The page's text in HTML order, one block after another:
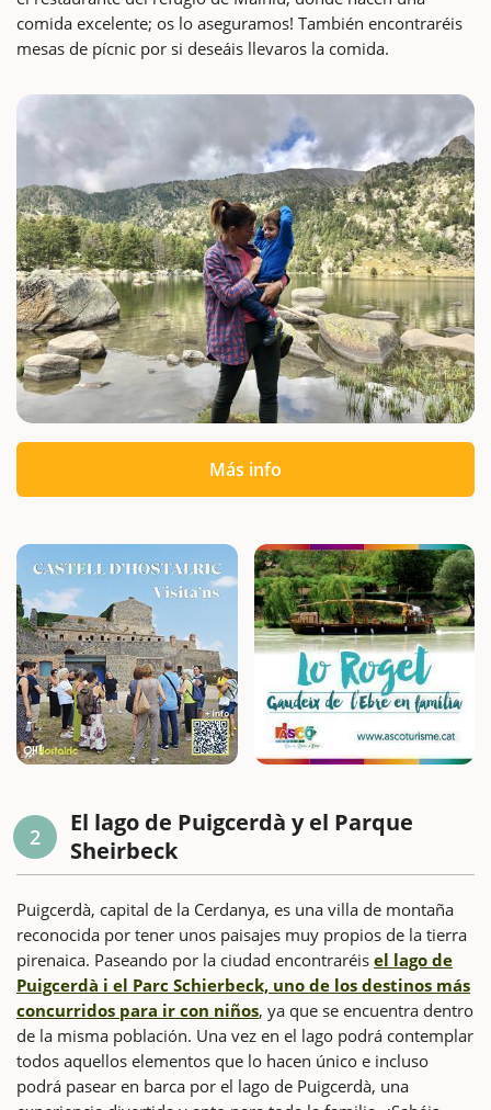
comida excelente; os lo aseguramos! También encontraréis
mesas de pícnic por si deseáis llevaros la comida.
Más info
2
El lago de Puigcerdà y el Parque
Sheirbeck
Puigcerdà, capital de la Cerdanya, es una villa de montaña
reconocida por tener unos paisajes muy propios de la tierra
pirenaica. Paseando por la ciudad encontraréis el lago de
Puigcerdà i el Parc Schierbeck, uno de los destinos más
concurridos para ir con niños, ya que se encuentra dentro
de la misma población. Una vez en el lago podrá contemplar
todos aquellos elementos que lo hacen único e incluso
podrá pasear en barca por el lago de Puigcerdà, una